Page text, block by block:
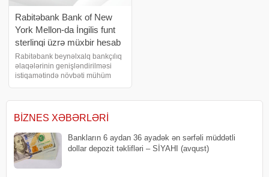
Rabitəbank Bank of New
York Mellon-da İngilis funt
sterlinqi üzrə müxbir hesab
açıb
Rabitəbank beynəlxalq bankçılıq
əlaqələrinin genişləndirilməsi
istiqamətində növbəti mühüm
ilə əməkdaşlığını daha da inkişaf
etdirib
BIZNES XƏBƏRLƏRI
Bankların 6 aydan 36 ayadək ən sərfəli müddətli
dollar depozit təklifləri – SİYAHI (avqust)